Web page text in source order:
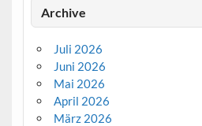
Archive
Juli 2026
Juni 2026
Mai 2026
April 2026
März 2026